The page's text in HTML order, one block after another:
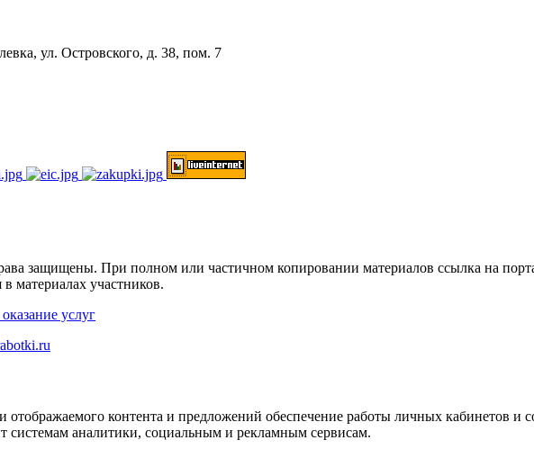
ул. Островского, д. 38, пом. 7
При полном или частичном копировании материалов ссылка на портал
материалах участников.
услуг
отображаемого контента и предложений обеспечение работы личных кабинетов
системам аналитики, социальным и рекламным сервисам.